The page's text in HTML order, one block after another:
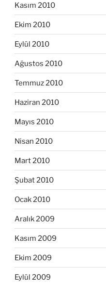
Kasım 2010
Ekim 2010
Eylül 2010
Ağustos 2010
Temmuz 2010
Haziran 2010
Mayıs 2010
Nisan 2010
Mart 2010
Şubat 2010
Ocak 2010
Aralık 2009
Kasım 2009
Ekim 2009
Eylül 2009